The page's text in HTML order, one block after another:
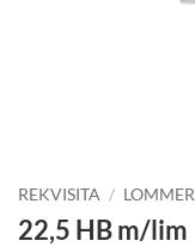
REKVISITA / LOMMER
22,5 HB m/lim